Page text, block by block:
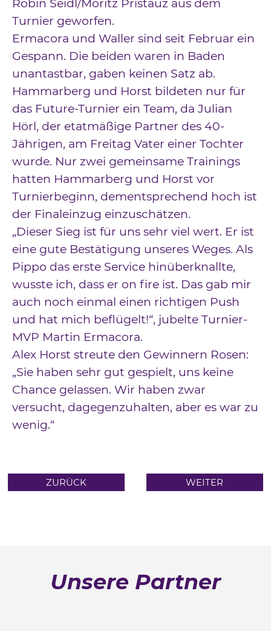
Robin Seidl/Moritz Pristauz aus dem
Turnier geworfen.
Ermacora und Waller sind seit Februar ein
Gespann. Die beiden waren in Baden
unantastbar, gaben keinen Satz ab.
Hammarberg und Horst bildeten nur für
das Future-Turnier ein Team, da Julian
Hörl, der etatmäßige Partner des 40-
Jährigen, am Freitag Vater einer Tochter
wurde. Nur zwei gemeinsame Trainings
hatten Hammarberg und Horst vor
Turnierbeginn, dementsprechend hoch ist
der Finaleinzug einzuschätzen.
„Dieser Sieg ist für uns sehr viel wert. Er ist
eine gute Bestätigung unseres Weges. Als
Pippo das erste Service hinüberknallte,
wusste ich, dass er on fire ist. Das gab mir
auch noch einmal einen richtigen Push
und hat mich beflügelt!“, jubelte Turnier-
MVP Martin Ermacora.
Alex Horst streute den Gewinnern Rosen:
„Sie haben sehr gut gespielt, uns keine
Chance gelassen. Wir haben zwar
versucht, dagegenzuhalten, aber es war zu
wenig.“
ZURÜCK WEITER
Unsere Partner